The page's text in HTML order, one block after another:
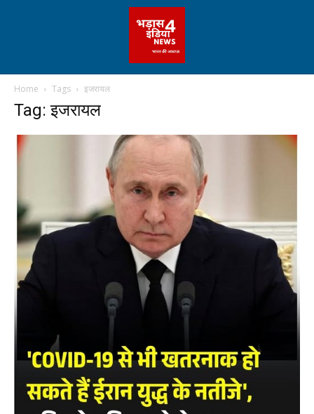
Home Tags इजरायल
Tag: इजरायल